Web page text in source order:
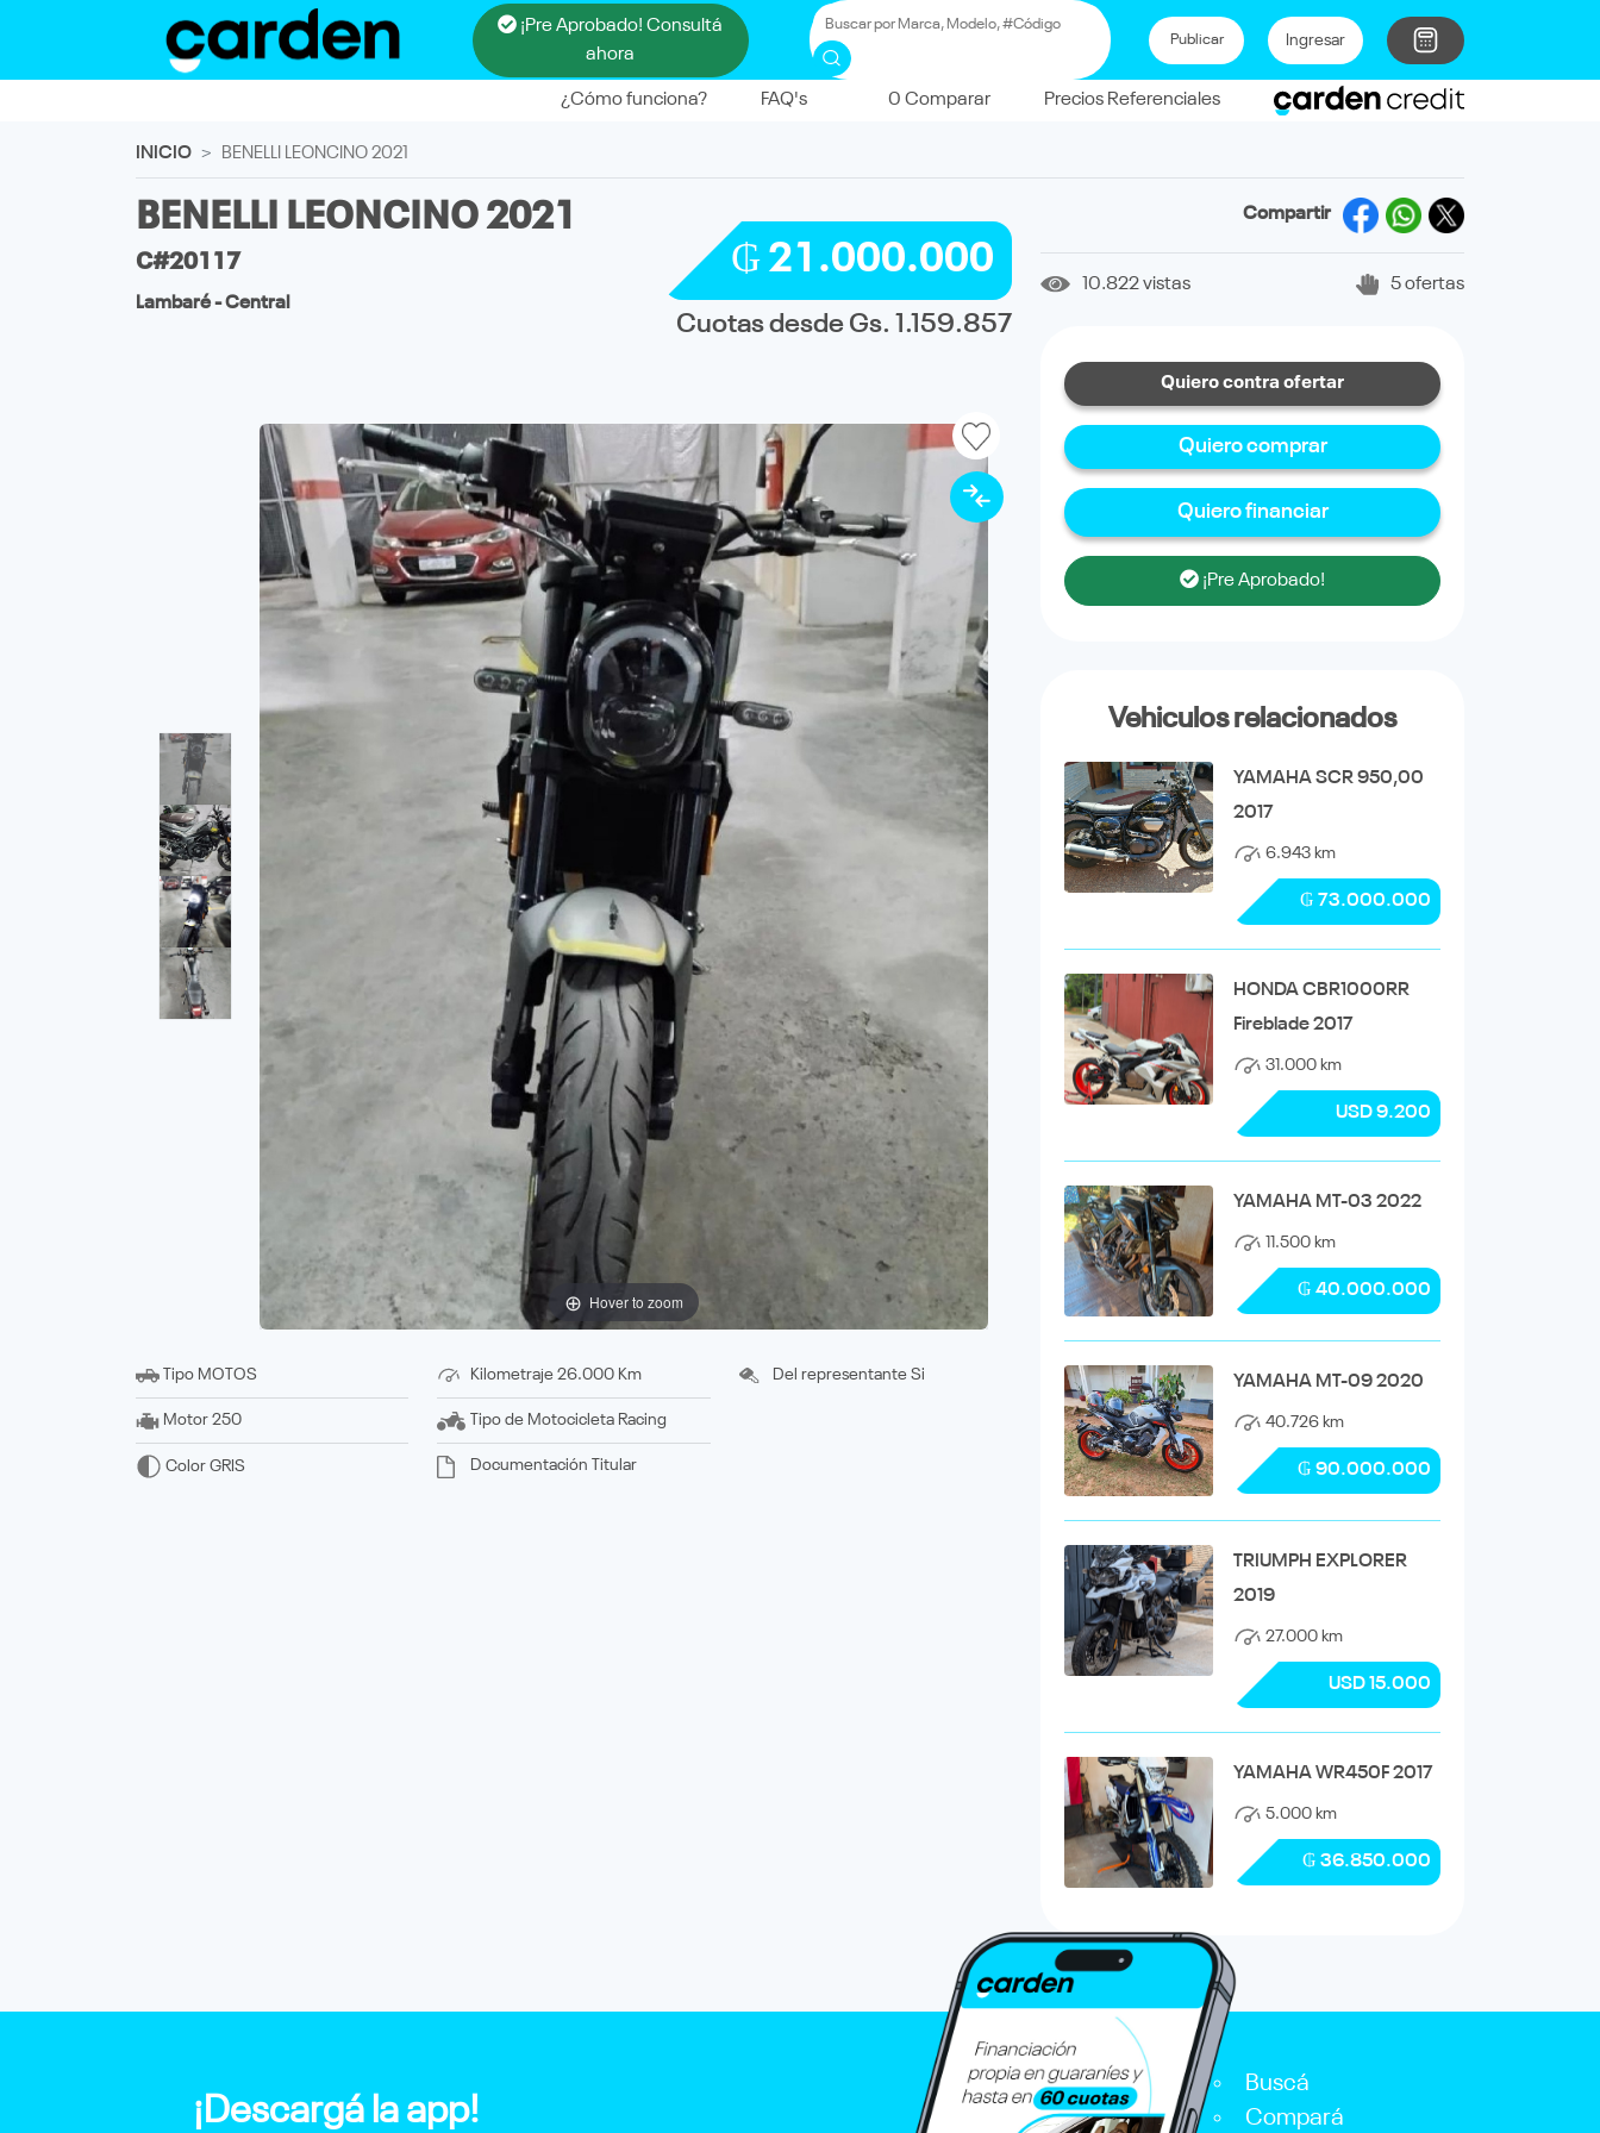
¡Pre Aprobado! Consultá
ahora
Publicar Ingresar
¿Cómo funciona? FAQ's 0 Comparar Precios Referenciales
INICIO BENELLI LEONCINO 2021
BENELLI LEONCINO 2021
C#20117
Lambaré - Central
₲ 21.000.000
Cuotas desde Gs. 1.159.857
Hover to zoom
Tipo MOTOS
Motor 250
Color GRIS
Kilometraje 26.000 Km
Tipo de Motocicleta Racing
Documentación titular
Del representante Si
Compartir
10.822 vistas 5 ofertas
Quiero contra ofertar
Quiero comprar
Quiero financiar
¡Pre Aprobado!
Vehiculos relacionados
YAMAHA SCR 950,00
2017
6.943 km
₲ 73.000.000
HONDA CBR1000RR
Fireblade 2017
31.000 km
USD 9.200
YAMAHA MT-03 2022
11.500 km
₲ 40.000.000
YAMAHA MT-09 2020
40.726 km
₲ 90.000.000
TRIUMPH EXPLORER
2019
27.000 km
USD 15.000
YAMAHA WR450F 2017
5.000 km
₲ 36.850.000
¡Descargá la app!
Buscá
Compará